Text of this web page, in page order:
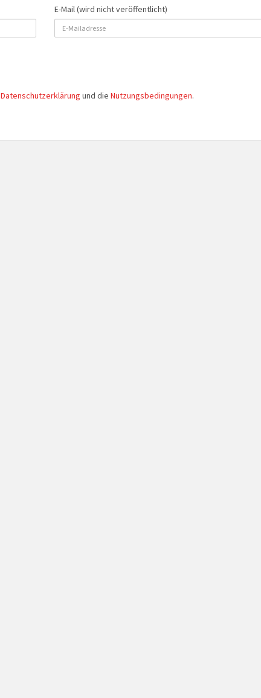
E-Mail (wird nicht veröffentlicht)
Datenschutzerklärung und die Nutzungsbedingungen.